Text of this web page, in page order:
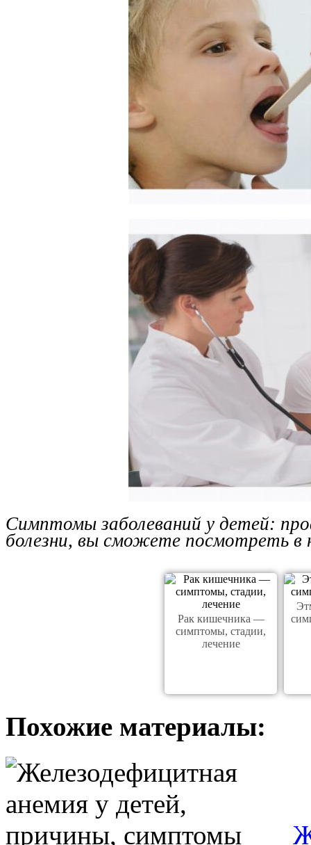
Симптомы заболеваний у детей:
болезни, вы сможете посмотреть
Рак кишечника —
симптомы, стадии,
лечение
Похожие материалы: